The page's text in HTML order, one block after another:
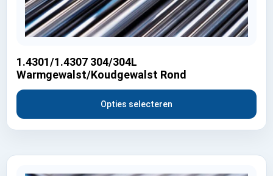
1.4301/1.4307 304/304L
Warmgewalst/Koudgewalst Rond
Opties selecteren